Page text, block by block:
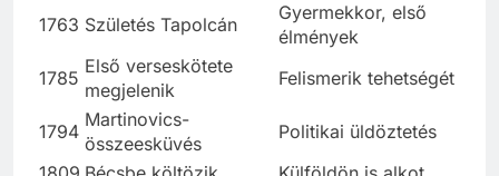
1763 Születés Tapolcán
Gyermekkor, első
élmények
1785
Első verseskötete
megjelenik
Felismerik tehetségét
1794
Martinovics-
összeesküvés
Politikai üldöztetés